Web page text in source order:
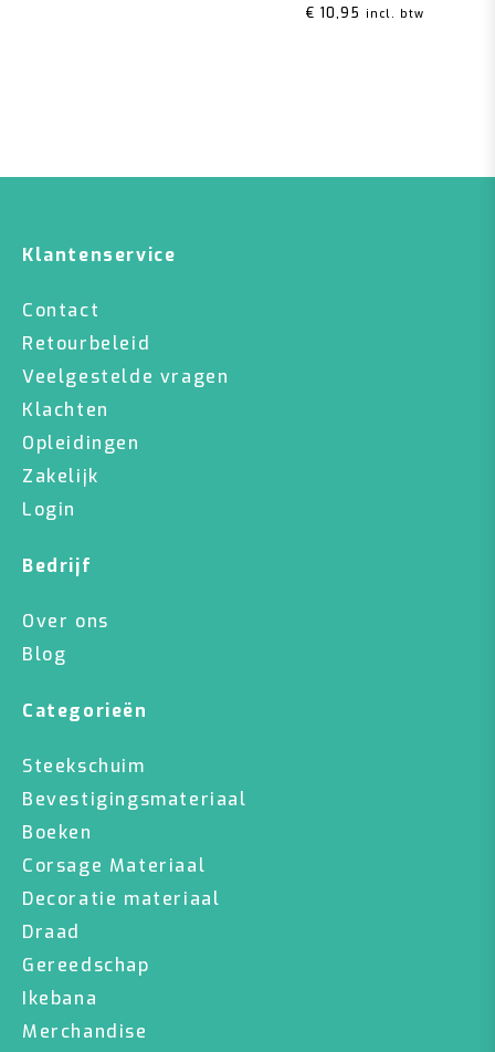
€ 10,95 incl. btw
Klantenservice
Contact
Retourbeleid
Veelgestelde vragen
Klachten
Opleidingen
Zakelijk
Login
Bedrijf
Over ons
Blog
Categorieën
Steekschuim
Bevestigingsmateriaal
Boeken
Corsage Materiaal
Decoratie materiaal
Draad
Gereedschap
Ikebana
Merchandise